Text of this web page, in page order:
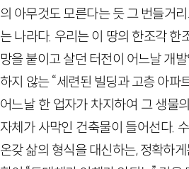
의 아무것도 모른다는 듯 그 번들거
는 나라다. 우리는 이 땅의 한조각 한
망을 붙이고 살던 터전이 어느날 개
하지 않는 “세련된 빌딩과 고층 아파
어느날 한 업자가 차지하여 그 생물
자체가 사막인 건축물이 들어선다.
온갖 삶의 형식을 대신하는, 정확하